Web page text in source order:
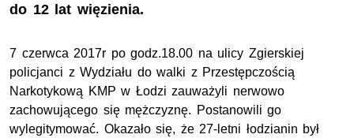
do 12 lat więzienia.
7 czerwca 2017r po godz.18.00 na ulicy Zgierskiej
policjanci z Wydziału do walki z Przestępczością
Narkotykową KMP w Łodzi zauważyli nerwowo
zachowującego się mężczyznę. Postanowili go
wylegitymować. Okazało się, że 27-letni łodzianin był